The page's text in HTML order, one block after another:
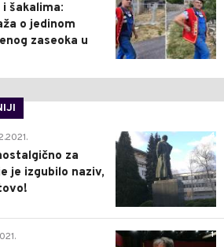
šakalima:
o jedinom
zaseoka u
4
za
je izgubilo naziv,
1